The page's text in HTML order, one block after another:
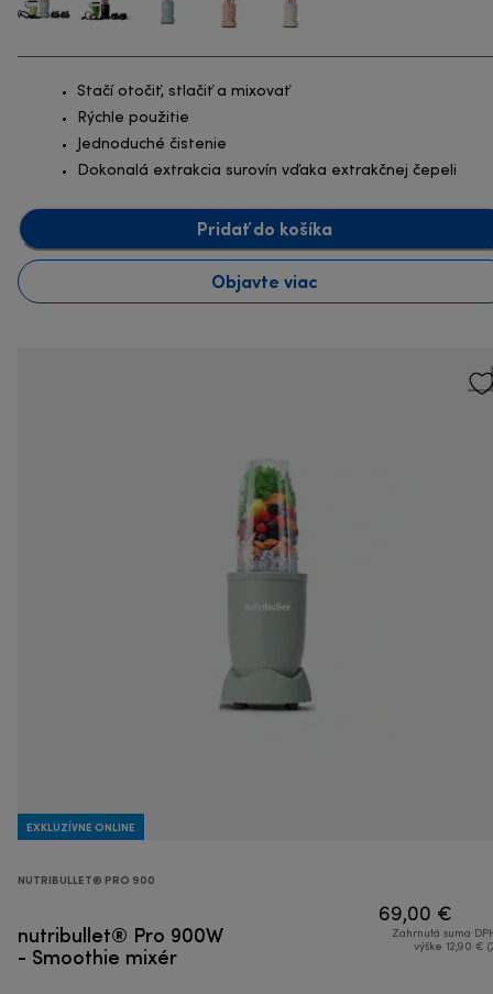
Stačí otočiť, stlačiť a mixovať
Rýchle použitie
Jednoduché čistenie
Dokonalá extrakcia surovín vďaka extrakčnej čepeli
Pridať do košíka
Objavte viac
EXKLUZÍVNE ONLINE
NUTRIBULLET® PRO 900
nutribullet® Pro 900W
- Smoothie mixér
69,00 €
Zahrnutá suma
výške 12,90 €